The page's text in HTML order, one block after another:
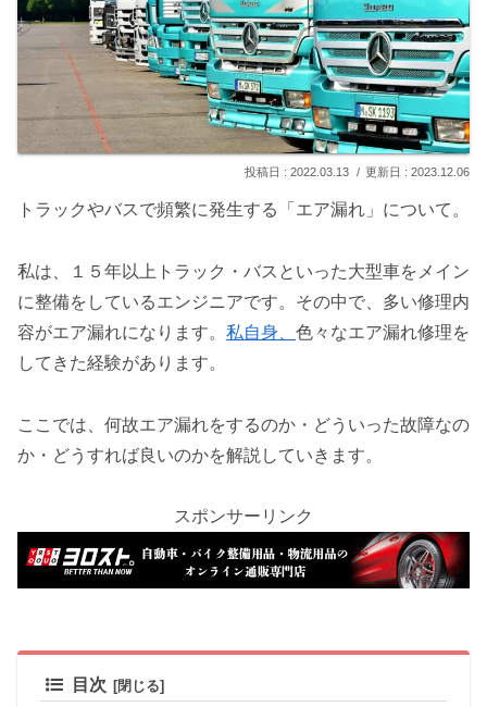
2022.03.13 2023.12.06
トラックやバスで頻繁に発生する「エア漏れ」について。
私は、１５年以上トラック・バスといった大型車をメイン
に整備をしているエンジニアです。その中で、多い修理内
容がエア漏れになります。 私自身、 色々なエア漏れ修理を
してきた経験があります。
ここでは、何故エア漏れをするのか・どういった故障なの
か・どうすれば良いのかを解説していきます。
スポンサーリンク
目次